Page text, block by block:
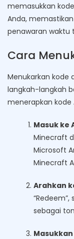
memasukkan
Anda,
penawaran waktu
Cara
Menukarkan kode
langkah-langkah
menerapkan kode
Masuk ke
Minecraft
Microsoft
Minecraft
Arahkan
sebagai